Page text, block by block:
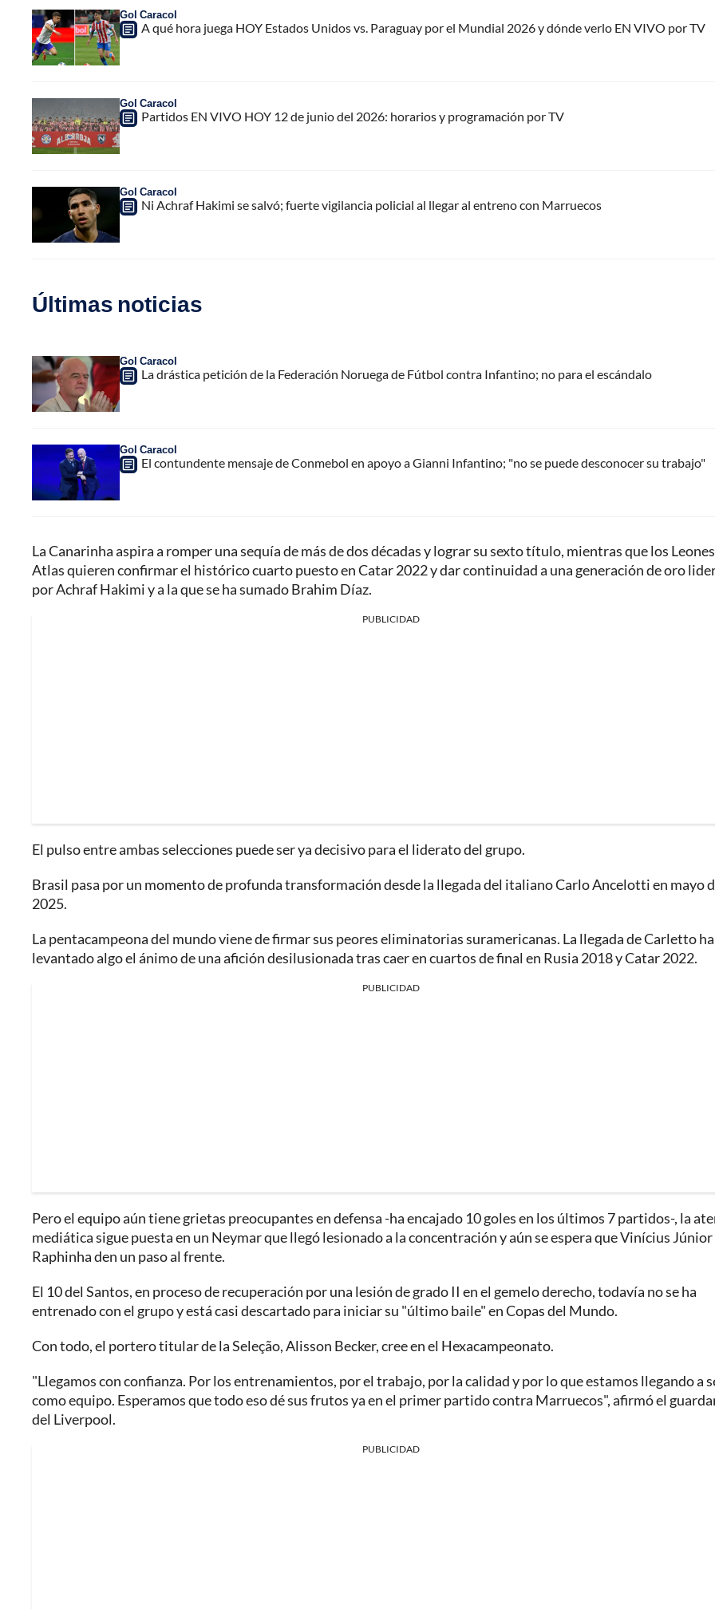
Gol Caracol
A qué hora juega HOY Estados Unidos vs. Paraguay por el Mundial 2026 y dónde verlo EN VIVO por TV
Gol Caracol
Partidos EN VIVO HOY 12 de junio del 2026: horarios y programación por TV
Gol Caracol
Ni Achraf Hakimi se salvó; fuerte vigilancia policial al llegar al entreno con Marruecos
Últimas noticias
Gol Caracol
La drástica petición de la Federación Noruega de Fútbol contra Infantino; no para el escándalo
Gol Caracol
El contundente mensaje de Conmebol en apoyo a Gianni Infantino; "no se puede desconocer su trabajo"
La Canarinha aspira a romper una sequía de más de dos décadas y lograr su sexto título, mientras que los
Atlas quieren confirmar el histórico cuarto puesto en Catar 2022 y dar continuidad a una generación de oro
por Achraf Hakimi y a la que se ha sumado Brahim Díaz.
PUBLICIDAD
El pulso entre ambas selecciones puede ser ya decisivo para el liderato del grupo.
Brasil pasa por un momento de profunda transformación desde la llegada del italiano Carlo Ancelotti en mayo
2025.
La pentacampeona del mundo viene de firmar sus peores eliminatorias suramericanas. La llegada de Carletto ha
levantado algo el ánimo de una afición desilusionada tras caer en cuartos de final en Rusia 2018 y Catar 2022.
PUBLICIDAD
Pero el equipo aún tiene grietas preocupantes en defensa -ha encajado 10 goles en los últimos 7 partidos-, la
mediática sigue puesta en un Neymar que llegó lesionado a la concentración y aún se espera que Vinícius Júnior
Raphinha den un paso al frente.
El 10 del Santos, en proceso de recuperación por una lesión de grado II en el gemelo derecho, todavía no se ha
entrenado con el grupo y está casi descartado para iniciar su "último baile" en Copas del Mundo.
Con todo, el portero titular de la Seleção, Alisson Becker, cree en el Hexacampeonato.
"Llegamos con confianza. Por los entrenamientos, por el trabajo, por la calidad y por lo que estamos llegando a
como equipo. Esperamos que todo eso dé sus frutos ya en el primer partido contra Marruecos", afirmó el
del Liverpool.
PUBLICIDAD